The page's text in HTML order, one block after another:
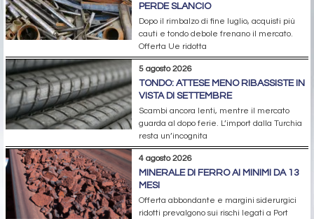
PERDE SLANCIO
Dopo il rimbalzo di fine luglio, acquisti più
cauti e tondo debole frenano il mercato.
Offerta Ue ridotta
5 agosto 2026
TONDO: ATTESE MENO RIBASSISTE IN
VISTA DI SETTEMBRE
Scambi ancora lenti, mentre il mercato
guarda al dopo ferie. L’import dalla Turchia
resta un’incognita
4 agosto 2026
MINERALE DI FERRO AI MINIMI DA 13
MESI
Offerta abbondante e margini siderurgici
ridotti prevalgono sui rischi legati a Port